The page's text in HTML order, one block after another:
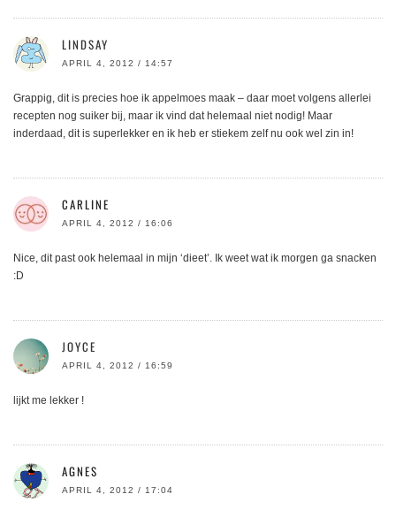
LINDSAY
APRIL 4, 2012 / 14:57
Grappig, dit is precies hoe ik appelmoes maak – daar moet volgens allerlei
recepten nog suiker bij, maar ik vind dat helemaal niet nodig! Maar
inderdaad, dit is superlekker en ik heb er stiekem zelf nu ook wel zin in!
CARLINE
APRIL 4, 2012 / 16:06
Nice, dit past ook helemaal in mijn ‘dieet’. Ik weet wat ik morgen ga snacken
:D
JOYCE
APRIL 4, 2012 / 16:59
lijkt me lekker !
AGNES
APRIL 4, 2012 / 17:04